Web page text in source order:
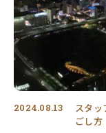
2024.08.13 スタッ
ごし方